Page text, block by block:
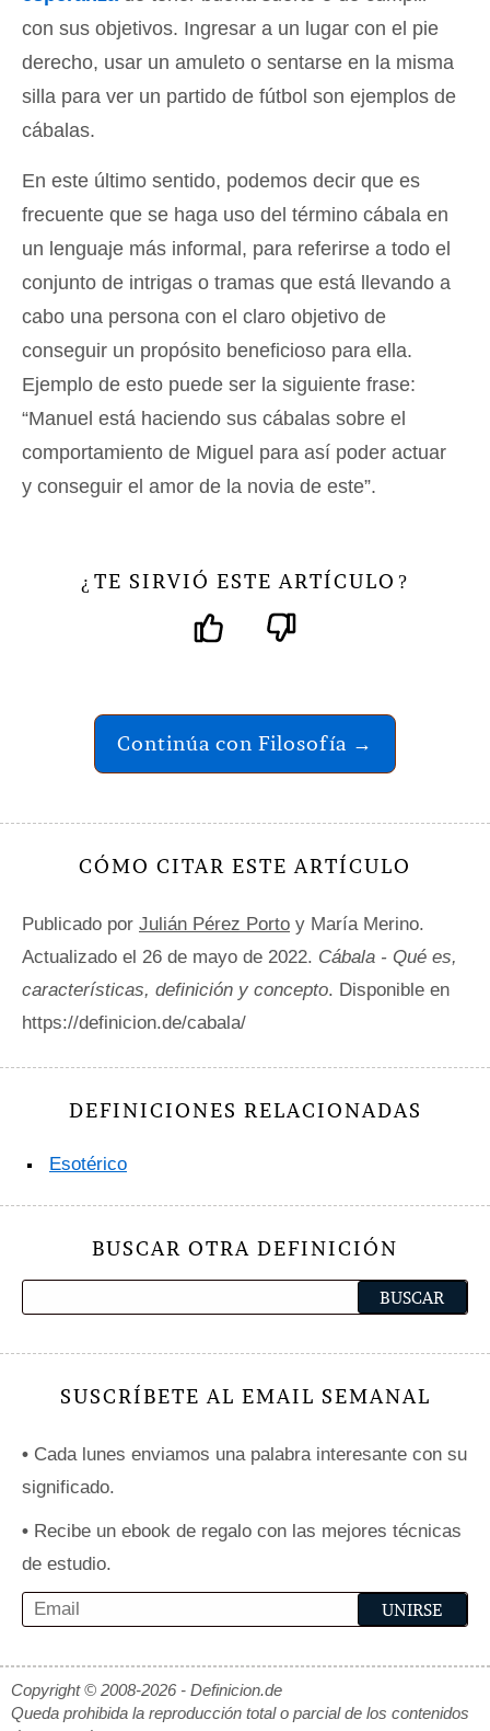
con sus objetivos. Ingresar a un lugar con el pie
derecho, usar un amuleto o sentarse en la misma
silla para ver un partido de fútbol son ejemplos de
cábalas.
En este último sentido, podemos decir que es
frecuente que se haga uso del término cábala en
un lenguaje más informal, para referirse a todo el
conjunto de intrigas o tramas que está llevando a
cabo una persona con el claro objetivo de
conseguir un propósito beneficioso para ella.
Ejemplo de esto puede ser la siguiente frase:
“Manuel está haciendo sus cábalas sobre el
comportamiento de Miguel para así poder actuar
y conseguir el amor de la novia de este”.
¿ TE SIRVIÓ ESTE ARTÍCULO ?
Continúa con Filosofía →
CÓMO CITAR ESTE ARTÍCULO
Publicado por Julián Pérez Porto y María Merino.
Actualizado el 26 de mayo de 2022. Cábala - Qué es,
características, definición y concepto. Disponible en
https://definicion.de/cabala/
DEFINICIONES RELACIONADAS
Esotérico
BUSCAR OTRA DEFINICIÓN
SUSCRÍBETE AL EMAIL SEMANAL
• Cada lunes enviamos una palabra interesante con su
significado.
• Recibe un ebook de regalo con las mejores técnicas
de estudio.
Copyright © 2008-2026 - Definicion.de
Queda prohibida la reproducción total o parcial de los contenidos